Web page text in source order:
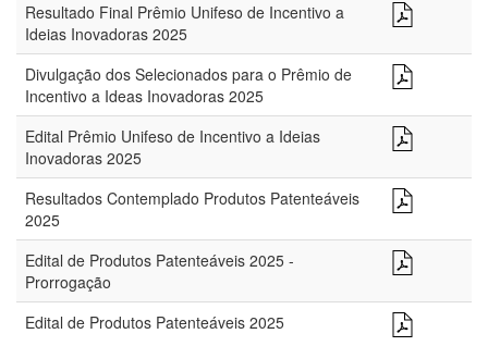
Resultado Final Prêmio Unifeso de Incentivo a
Ideias Inovadoras 2025
Divulgação dos Selecionados para o Prêmio de
Incentivo a Ideas Inovadoras 2025
Edital Prêmio Unifeso de Incentivo a Ideias
Inovadoras 2025
Resultados Contemplado Produtos Patenteáveis
2025
Edital de Produtos Patenteáveis 2025 -
Prorrogação
Edital de Produtos Patenteáveis 2025